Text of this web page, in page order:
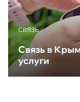
CВЯЗЬ
Связь в
услуги